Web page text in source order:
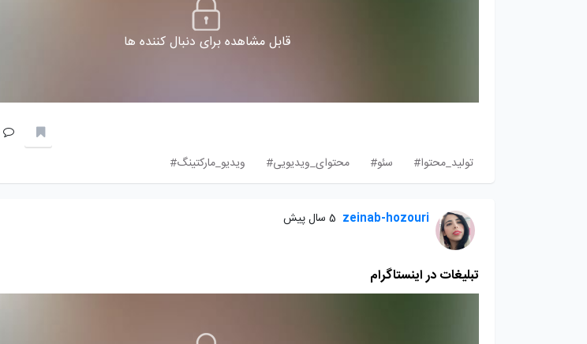
قابل مشاهده برای دنبال کننده ها
تولید_محتوا#
سئو# محتوای_ویدیویی# ویدیو_مارکتینگ#
zeinab-hozouri 5 سال پیش
تبلیغات در اینستاگرام